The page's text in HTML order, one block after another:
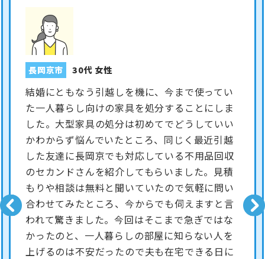
長岡京市 30代 男性
転勤にともない、住み慣れた長岡京のマンショ
ンの部屋を引き払うことになりました。着任ま
で1ヶ月ほどあったので、自分一人でも不用品の
処理や荷造りを行う時間は十分あると考えてい
ました。しかし実際には数年の間に増えた荷物
が予想以上に多く、業務の引き継ぎなどにも時
間を取られたため、一向に片づけが進みません
でした。ついに引っ越し予定日まで一週間を切
ってしまい焦っていたところ、同僚が不用品回
収のセカンドさんの存在を教えてくれたので
す。さっそく連絡して相談したところ、見積も